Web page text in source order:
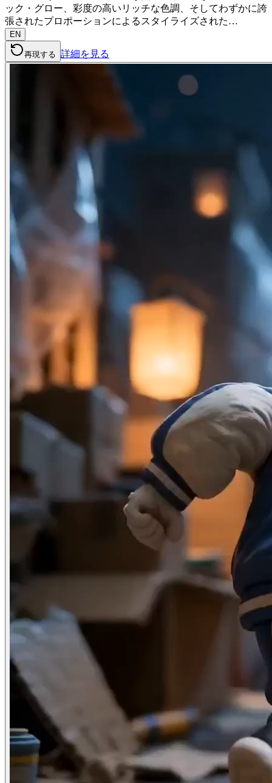
ック・グロー、彩度の高いリッチな色調、そしてわずかに誇
張されたプロポーションによるスタイライズされた…
EN
再現する 詳細を見る